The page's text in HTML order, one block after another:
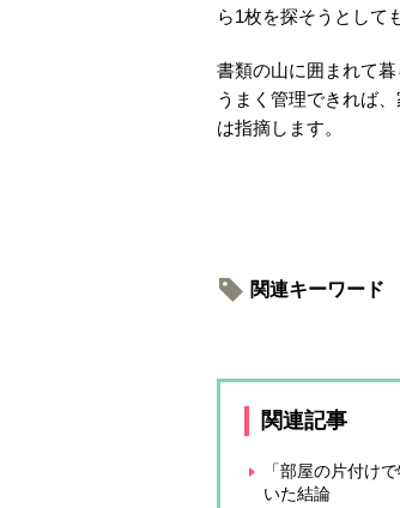
ら1枚を探そうとして
書類の山に囲まれて
うまく管理できれば
は指摘します。
関連キーワード
関連記事
「部屋の片付け
いた結論